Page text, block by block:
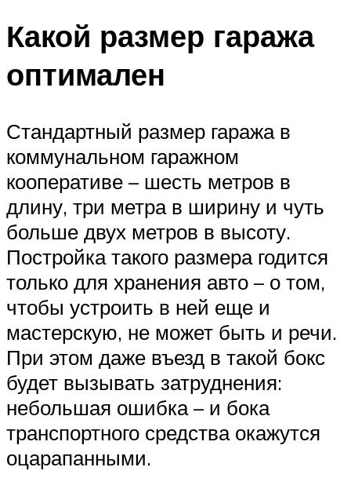
Какой размер гаража
оптимален
Стандартный размер гаража в
коммунальном гаражном
кооперативе – шесть метров в
длину, три метра в ширину и чуть
больше двух метров в высоту.
Постройка такого размера годится
только для хранения авто – о том,
чтобы устроить в ней еще и
мастерскую, не может быть и речи.
При этом даже въезд в такой бокс
будет вызывать затруднения:
небольшая ошибка – и бока
транспортного средства окажутся
оцарапанными.